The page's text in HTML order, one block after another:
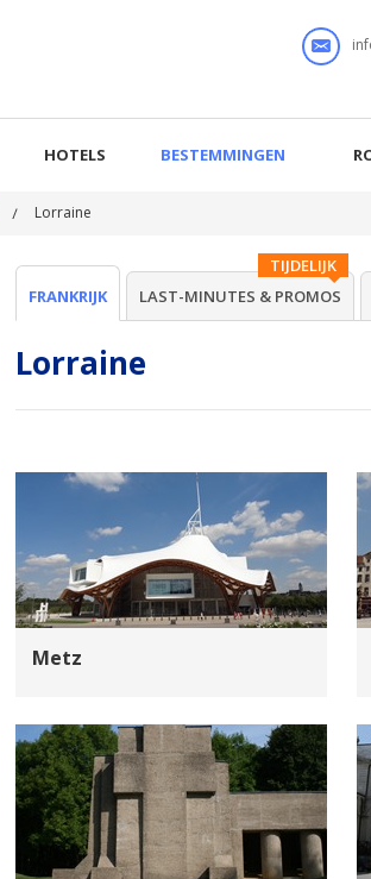
HOTELS BESTEMMINGEN
Lorraine
FRANKRIJK
TIJDELIJK
LAST-MINUTES & PROMOS
Lorraine
Metz